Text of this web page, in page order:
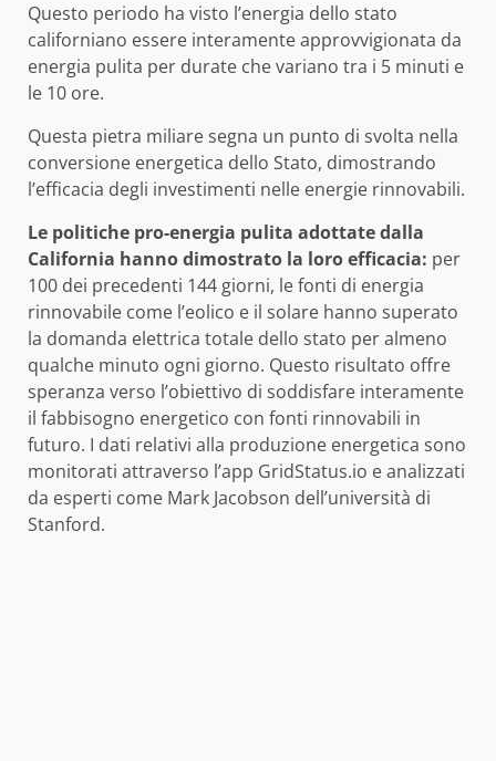
Questo periodo ha visto l’energia dello stato
californiano essere interamente approvvigionata da
energia pulita per durate che variano tra i 5 minuti e
le 10 ore.
Questa pietra miliare segna un punto di svolta nella
conversione energetica dello Stato, dimostrando
l’efficacia degli investimenti nelle energie rinnovabili.
Le politiche pro-energia pulita adottate dalla
California hanno dimostrato la loro efficacia: per
100 dei precedenti 144 giorni, le fonti di energia
rinnovabile come l’eolico e il solare hanno superato
la domanda elettrica totale dello stato per almeno
qualche minuto ogni giorno. Questo risultato offre
speranza verso l’obiettivo di soddisfare interamente
il fabbisogno energetico con fonti rinnovabili in
futuro. I dati relativi alla produzione energetica sono
monitorati attraverso l’app GridStatus.io e analizzati
da esperti come Mark Jacobson dell’università di
Stanford.